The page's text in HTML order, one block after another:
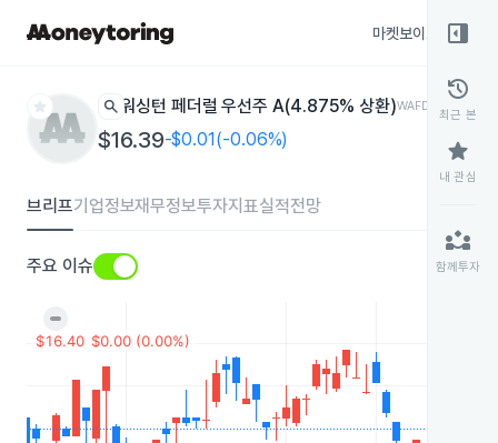
마켓보이스
star search 워싱턴 페더럴 우선주 A(4.875% 상환)WAFDP 나스닥
$16.39-$0.01(-0.06%)
브리프기업정보재무정보투자지표실적전망
주요 이슈
right_panel_open
history
최근 본
star
내 관심
partner_exchange
함께투자